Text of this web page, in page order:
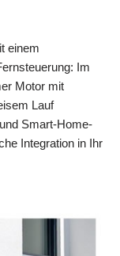
einem
Im
Motor mit
Lauf
Smart‑Home-
Integration in Ihr